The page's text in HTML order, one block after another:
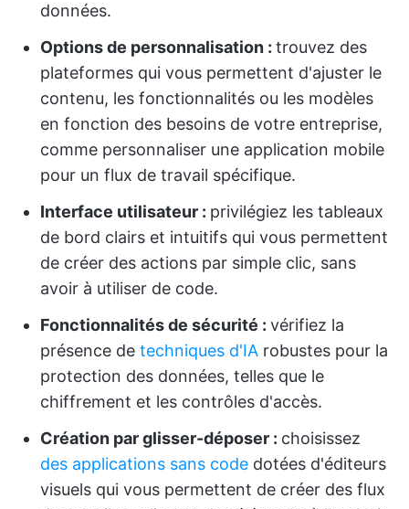
données.
Options de personnalisation : trouvez des
plateformes qui vous permettent d'ajuster le
contenu, les fonctionnalités ou les modèles
en fonction des besoins de votre entreprise,
comme personnaliser une application mobile
pour un flux de travail spécifique.
Interface utilisateur : privilégiez les tableaux
de bord clairs et intuitifs qui vous permettent
de créer des actions par simple clic, sans
avoir à utiliser de code.
Fonctionnalités de sécurité : vérifiez la
présence de techniques d'IA robustes pour la
protection des données, telles que le
chiffrement et les contrôles d'accès.
Création par glisser-déposer : choisissez
des applications sans code dotées d'éditeurs
visuels qui vous permettent de créer des flux